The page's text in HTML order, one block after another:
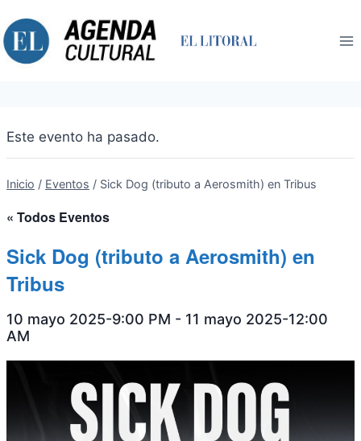
al
contenido
Este evento ha pasado.
Inicio / Eventos / Sick Dog (tributo a Aerosmith) en Tribus
« Todos Eventos
Sick Dog (tributo a Aerosmith) en
Tribus
10 mayo 2025-9:00 PM - 11 mayo 2025-12:00
AM